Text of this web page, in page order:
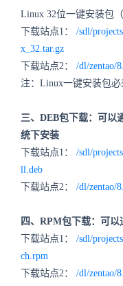
Linux 32位一键安装包
下载站点1： /sdl/
x_32.tar.gz
下载站点2： /dl/zentao/
注：Linux一键安装包必
三、DEB包下载：可以
统下安装
下载站点1： /sdl/
ll.deb
下载站点2： /dl/zentao/
四、RPM包下载：可
下载站点1： /sdl/
ch.rpm
下载站点2： /dl/zentao/